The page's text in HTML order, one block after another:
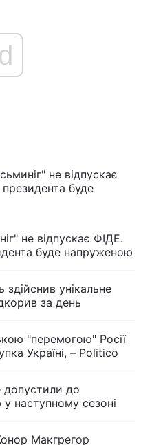
Політика
Наука
Інциденти
Туризм
Регіони
не відпускає
буде
не відпускає ФІДЕ.
буде напруженою
здійснив унікальне
за день
"перемогою" Росії
Україні, – Politico
допустили до
у наступному сезоні
Макгрегор